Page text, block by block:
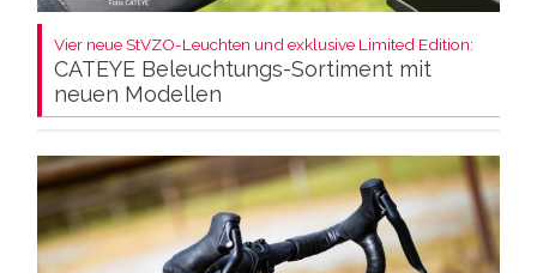
Vier neue StVZO-Leuchten und exklusive Limited Edition:
CATEYE Beleuchtungs-Sortiment mit
neuen Modellen